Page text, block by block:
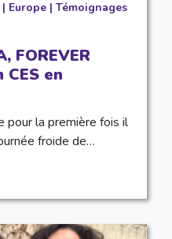
Europe| Témoignages
FOREVER
CES en
pour la première fois il
froide de…